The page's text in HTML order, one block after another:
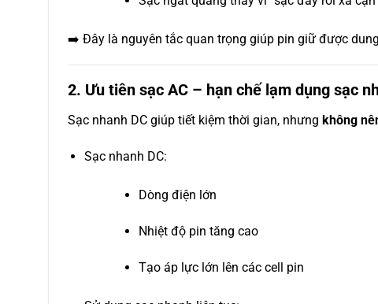
➡️ Đây là nguyên tắc quan trọng giúp pin giữ được
2. Ưu tiên sạc AC – hạn chế lạm dụng sạc
Sạc nhanh DC giúp tiết kiệm thời gian, nhưng không
Sạc nhanh DC:
Dòng điện lớn
Nhiệt độ pin tăng cao
Tạo áp lực lớn lên các cell pin